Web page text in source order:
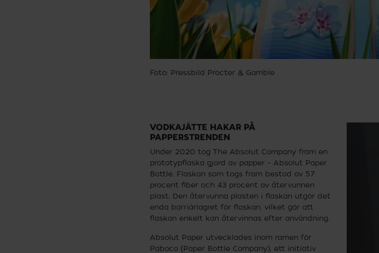
Foto: Pressbild Procter & Gamble
VODKAJÄTTE HAKAR PÅ
PAPPERSTRENDEN
Under 2020 tog The Absolut Company fram en
prototypflaska gjord av papper – Absolut Paper
Bottle. Flaskan som togs fram bestod av 57
procent fiber och 43 procent av återvunnen
plast. Den återvunna plasten i flaskan utgör det
enda barriärlagret för flaskan, vilket gör att
flaskan enkelt kan återvinnas efter användning.
Absolut Paper utvecklades inom ramen för
Paboco (Paper Bottle Company), ett initiativ